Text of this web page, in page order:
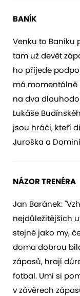
BANÍK
Venku to Baníku
tam už devět
ho přijede
má momentálně
na dva
Lukáše
jsou hráči, kteří
Juroška a
NÁZOR TRENÉRA
Jan Baránek:
nejdůležitějších
stejně jako my,
doma dobrou
zápasů, hrají
fotbal. Umí si
v závěrech